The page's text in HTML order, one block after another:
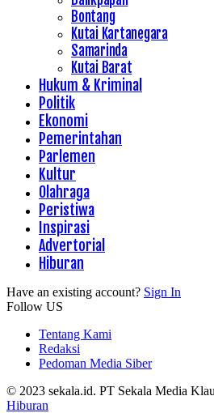
Bontang
Kutai Kartanegara
Samarinda
Kutai Barat
Hukum & Kriminal
Politik
Ekonomi
Pemerintahan
Parlemen
Kultur
Olahraga
Peristiwa
Inspirasi
Advertorial
Hiburan
Have an existing account? Sign In
Follow US
Tentang Kami
Redaksi
Pedoman Media Siber
© 2023 sekala.id. PT Sekala Media
Hiburan